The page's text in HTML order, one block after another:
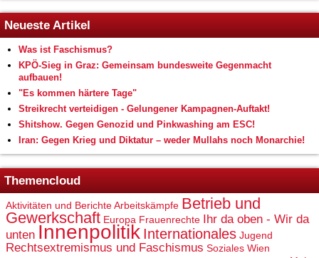
Neueste Artikel
Was ist Faschismus?
KPÖ-Sieg in Graz: Gemeinsam bundesweite Gegenmacht
aufbauen!
"Es kommen härtere Tage"
Streikrecht verteidigen - Gelungener Kampagnen-Auftakt!
Shitshow. Gegen Genozid und Pinkwashing am ESC!
Iran: Gegen Krieg und Diktatur – weder Mullahs noch Monarchie!
Themencloud
Aktivitäten und BerichteArbeitskämpfe Betrieb und
Gewerkschaft Europa Frauenrechte
Ihr da oben - Wir da
unten Innenpolitik Internationales Jugend
Rechtsextremismus und Faschismus Soziales Wien